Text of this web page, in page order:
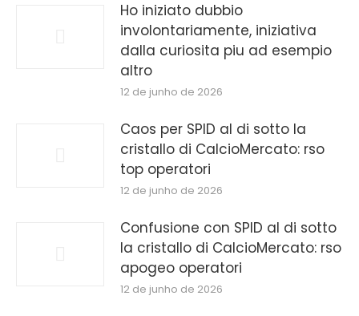
Ho iniziato dubbio
involontariamente, iniziativa
dalla curiosita piu ad esempio
altro
12 de junho de 2026
Caos per SPID al di sotto la
cristallo di CalcioMercato: rso
top operatori
12 de junho de 2026
Confusione con SPID al di sotto
la cristallo di CalcioMercato: rso
apogeo operatori
12 de junho de 2026